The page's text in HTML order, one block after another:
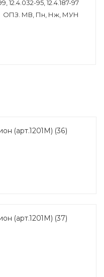
12.4.032-95, 12.4.187-97
ОПЗ. МВ, Пн, Нж, МУН
(арт.1201М) (36)
(арт.1201М) (37)